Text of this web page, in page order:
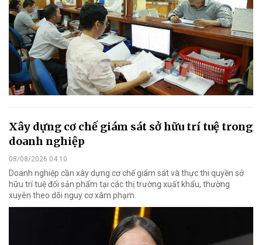
Xây dựng cơ chế giám sát sở hữu trí tuệ trong
doanh nghiệp
08/08/2026 04:10
Doanh nghiệp cần xây dựng cơ chế giám sát và thực thi quyền sở
hữu trí tuệ đối sản phẩm tại các thị trường xuất khẩu, thường
xuyên theo dõi nguy cơ xâm phạm.